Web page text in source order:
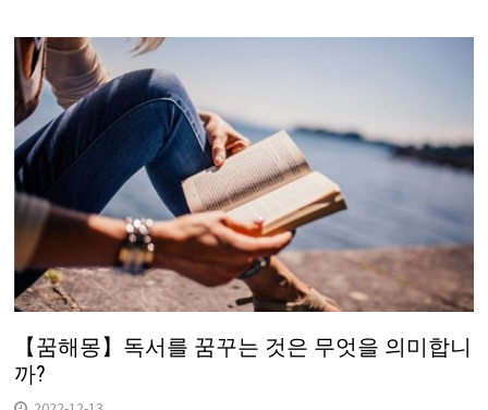
【꿈해몽】독서를 꿈꾸는 것은 무엇을 의미합니
까?